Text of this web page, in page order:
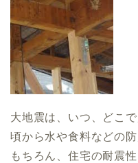
大地震は、いつ、どこ
頃から水や食料などの
もちろん、住宅の耐震